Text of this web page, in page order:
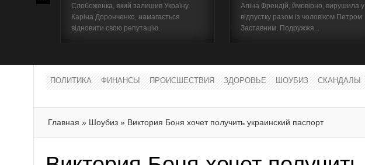
Слобоженка, який залишив Україну,
Каріна Доронченко, намагається
відновити свою репутацію.
Аліна Френдій, ймовірно, вирушила у
відпустку разом із чоловіком Петром
Заставним. Подружжя...
ПОЛИТИКА ФИНАНСЫ ПРОИСШЕСТВИЯ ЗДОРОВЬЕ ШОУБИЗ СКАНДАЛЫ
Главная » Шоубиз » Виктория Боня хочет получить украинский паспорт